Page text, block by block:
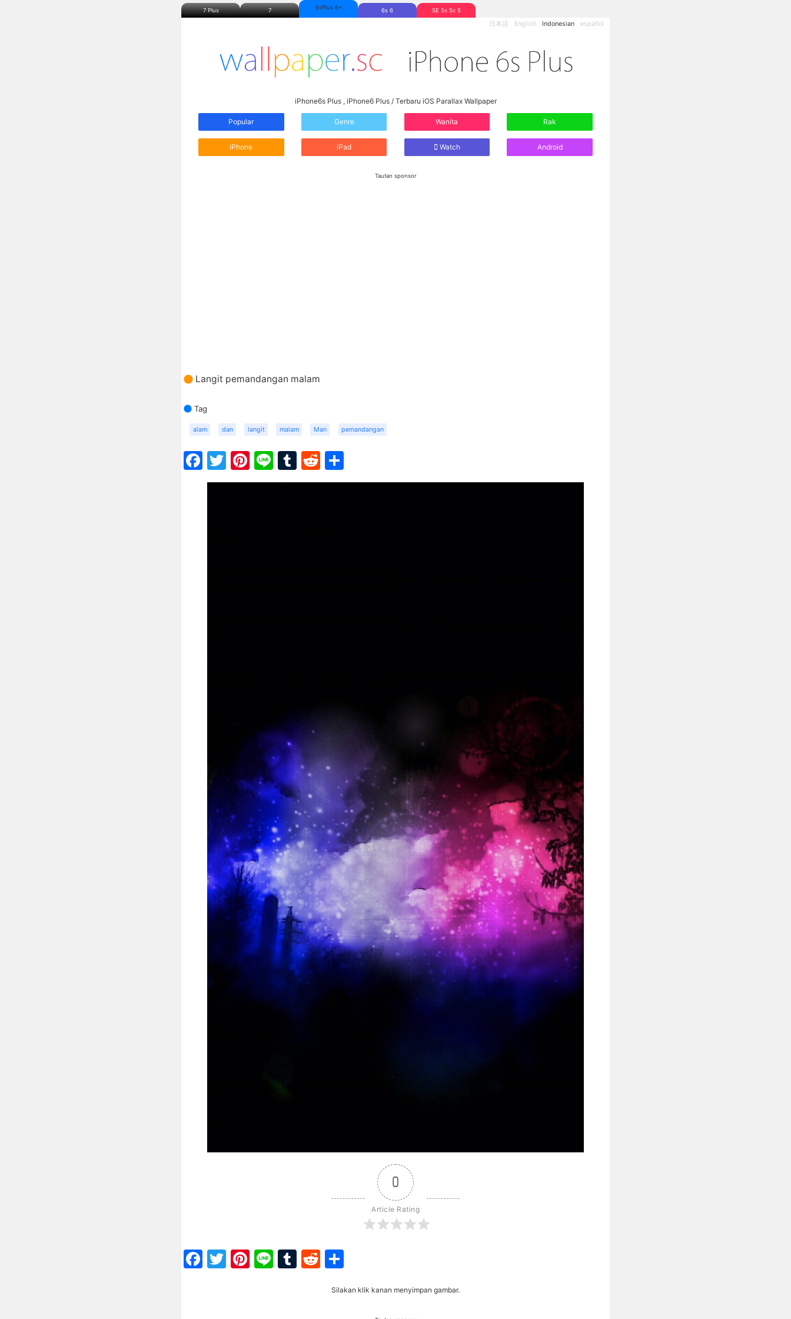
7 Plus 7 6sPlus 6+ 6s 6 SE 5s 5c 5
日本語 English Indonesian español
iPhone6s Plus , iPhone6 Plus / Terbaru iOS Parallax Wallpaper
Popular Genre Wanita Rak
iPhone iPad Watch Android
Tautan sponsor
Langit pemandangan malam
Tag
alam dan langit malam Man pemandangan
Facebook
Twitter
Pinterest
LineTumblr
Reddit
0
Article Rating
Facebook
Twitter
Pinterest
LineTumblr
Reddit
Silakan klik kanan menyimpan gambar.